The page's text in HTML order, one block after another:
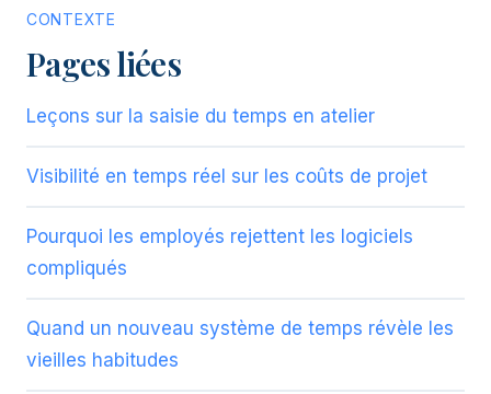
CONTEXTE
Pages liées
Leçons sur la saisie du temps en atelier
Visibilité en temps réel sur les coûts de projet
Pourquoi les employés rejettent les logiciels
compliqués
Quand un nouveau système de temps révèle les
vieilles habitudes